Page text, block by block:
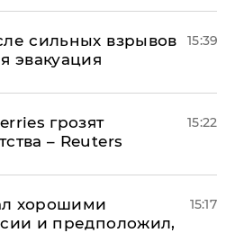
сильных взрывов
эвакуация
15:39
грозят
– Reuters
15:22
хорошими
и предположил,
15:17